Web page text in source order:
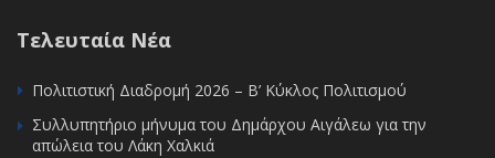
Τελευταία Νέα
Πολιτιστική Διαδρομή 2026 – Β’ Κύκλος Πολιτισμού
Συλλυπητήριο μήνυμα του Δημάρχου Αιγάλεω για την
απώλεια του Λάκη Χαλκιά